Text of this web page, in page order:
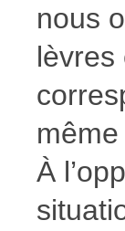
nous
lèvres
À